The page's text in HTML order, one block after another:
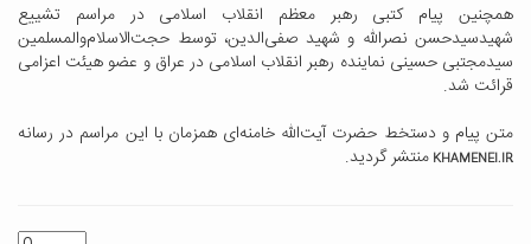
همچنین پیام کتبی رهبر معظم انقلاب اسلامی در مراسم تشییع
شهیدسیدحسن نصرالله و شهید صفی‌الدین، توسط حجت‌الاسلام‌والمسلمین
سیدمجتبی حسینی نماینده رهبر انقلاب اسلامی در عراق و عضو هیئت اعزامی
قرائت شد.
متن پیام و دستخط حضرت آیت‌الله خامنه‌ای همزمان با این مراسم در رسانه
KHAMENEI.IR منتشر گردید.